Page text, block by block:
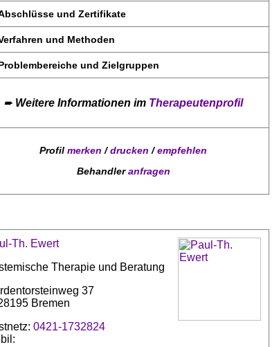
und Zertifikate
und Methoden
und Zielgruppen
➨ Weitere Informationen im Therapeutenprofil
Profil merken /drucken /empfehlen
Behandleranfragen
Th. Ewert
Therapie und Beratung
37
Bremen
0421-1732824